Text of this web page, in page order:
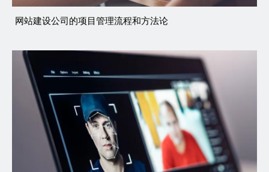
网站建设公司的项目管理流程和方法论